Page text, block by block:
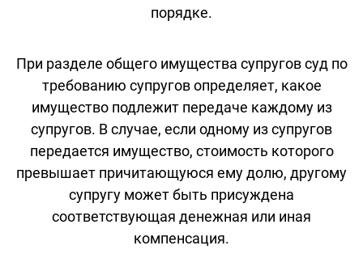
порядке.
При разделе общего имущества супругов суд по
требованию супругов определяет, какое
имущество подлежит передаче каждому из
супругов. В случае, если одному из супругов
передается имущество, стоимость которого
превышает причитающуюся ему долю, другому
супругу может быть присуждена
соответствующая денежная или иная
компенсация.